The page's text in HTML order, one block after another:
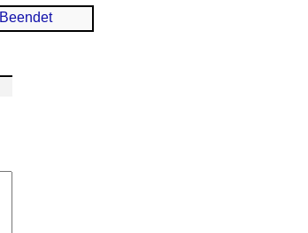
Beendet